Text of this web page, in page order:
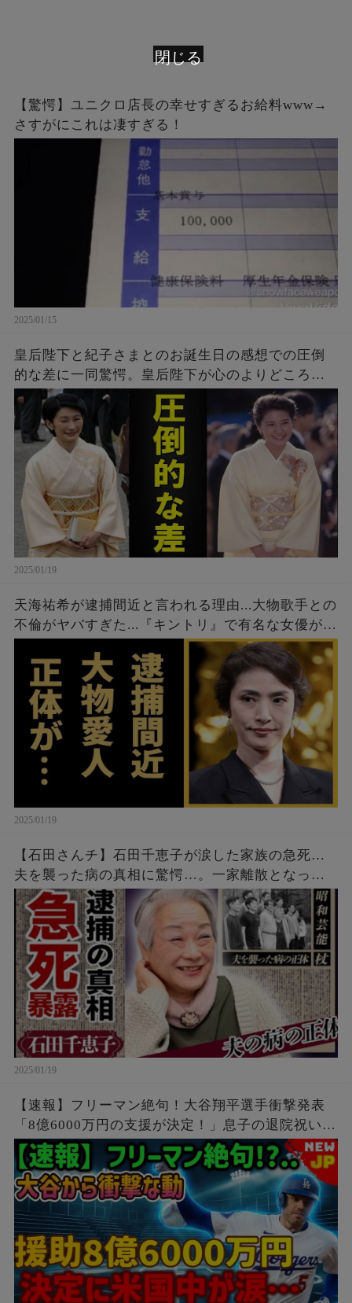
【驚愕】ユニクロ店長の幸せすぎるお給料www→
さすがにこれは凄すぎる！
2025/01/15
皇后陛下と紀子さまとのお誕生日の感想での圧倒
的な差に一同驚愕。皇后陛下が心のよりどころに
しているという座右の銘に一同感激
2025/01/19
天海祐希が逮捕間近と言われる理由...大物歌手との
不倫がヤバすぎた...『キントリ』で有名な女優が現
在も結婚しない理由に驚きを隠せない...
2025/01/19
【石田さんチ】石田千恵子が涙した家族の急死…
夫を襲った病の真相に驚愕…。一家離散となった
石田家の現在と長男の結婚相手とは…？
2025/01/19
【速報】フリーマン絶句！大谷翔平選手衝撃発表
「8億6000万円の支援が決定！」息子の退院祝いに
サプライズプレゼントを送ったら涙が止まりませ
んでした！この決定には全米が感動しました
閉じる